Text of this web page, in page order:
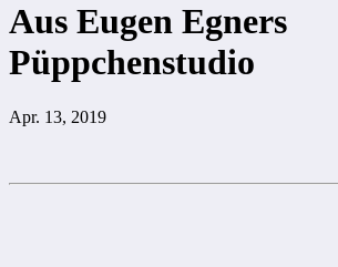
Aus Eugen Egners
Püppchenstudio
Apr. 13, 2019